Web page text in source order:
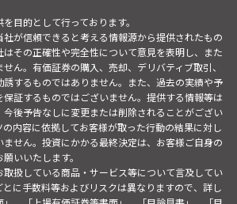
目的として行っております。
が信頼できると考える情報源から提供されたもの
その正確性や完全性について意見を表明し、また
ん。有価証券の購入、売却、デリバティブ取引、
するものではありません。また、過去の実績や予
証するものではございません。提供する情報等は
後予告なしに変更または削除されることがござい
内容に依拠してお客様が取った行動の結果に対し
せん。投資にかかる最終決定は、お客様ご自身の
いいたします。
扱している商品・サービス等について言及してい
に手数料等およびリスクは異なりますので、詳し